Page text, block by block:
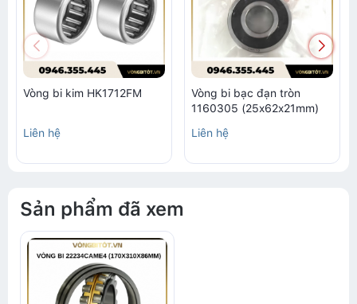
Vòng bi kim HK1712FM
Liên hệ
Vòng bi bạc đạn tròn
1160305 (25x62x21mm)
Liên hệ
Sản phẩm đã xem